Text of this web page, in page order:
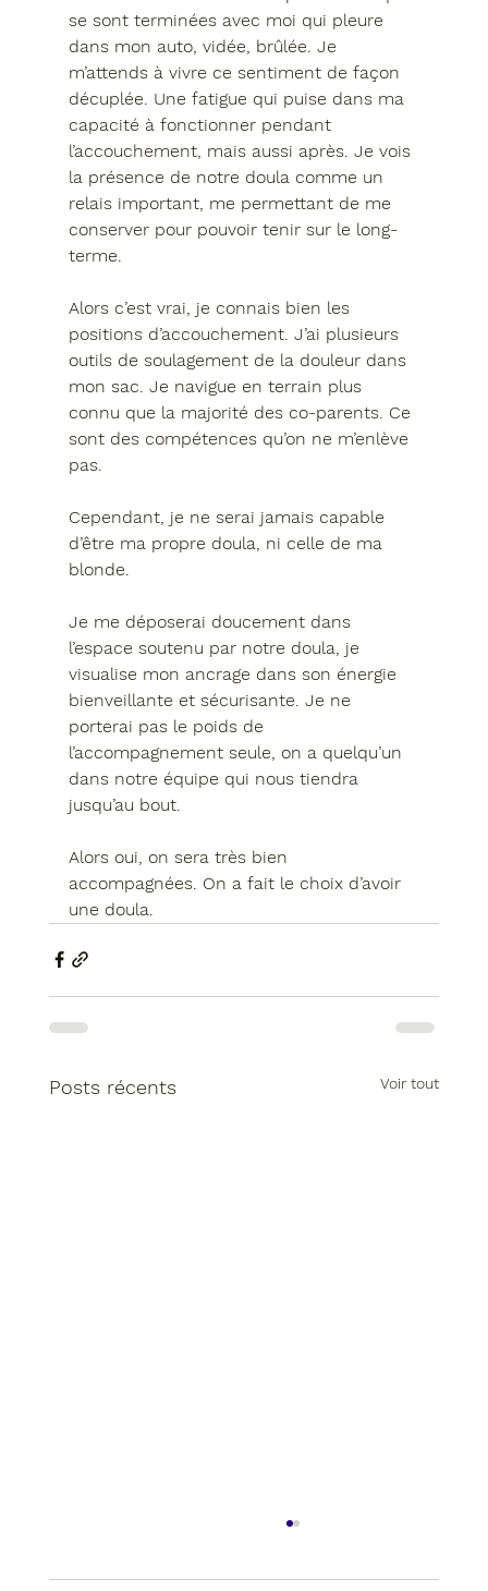
se sont terminées avec moi qui pleure
dans mon auto, vidée, brûlée. Je
m’attends à vivre ce sentiment de façon
décuplée. Une fatigue qui puise dans ma
capacité à fonctionner pendant
l’accouchement, mais aussi après. Je vois
la présence de notre doula comme un
relais important, me permettant de me
conserver pour pouvoir tenir sur le long-
terme.
Alors c’est vrai, je connais bien les
positions d’accouchement. J’ai plusieurs
outils de soulagement de la douleur dans
mon sac. Je navigue en terrain plus
connu que la majorité des co-parents. Ce
sont des compétences qu’on ne m’enlève
pas.
Cependant, je ne serai jamais capable
d’être ma propre doula, ni celle de ma
blonde.
Je me déposerai doucement dans
l’espace soutenu par notre doula, je
visualise mon ancrage dans son énergie
bienveillante et sécurisante. Je ne
porterai pas le poids de
l’accompagnement seule, on a quelqu’un
dans notre équipe qui nous tiendra
jusqu’au bout.
Alors oui, on sera très bien
accompagnées. On a fait le choix d’avoir
une doula.
Posts récents Voir tout